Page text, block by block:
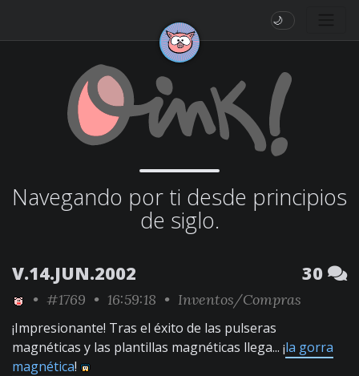
🌙
Navegando por ti desde principios
de siglo.
V.14.JUN.2002 30
• #1769 • 16:59:18 • Inventos/Compras
¡Impresionante! Tras el éxito de las pulseras
magnéticas y las plantillas magnéticas llega... ¡la gorra
magnética!